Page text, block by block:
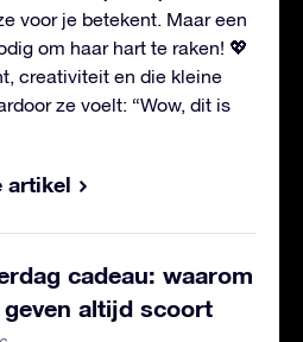
voor je betekent. Maar een
om haar hart te raken! 💖
creativiteit en die kleine
ze voelt: “Wow, dit is
artikel
cadeau: waarom
altijd scoort